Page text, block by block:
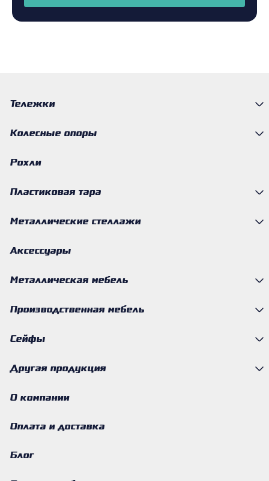
Тележки
Колесные опоры
Рохли
Пластиковая тара
Металлические стеллажи
Аксессуары
Металлическая мебель
Производственная мебель
Сейфы
Другая продукция
О компании
Оплата и доставка
Блог